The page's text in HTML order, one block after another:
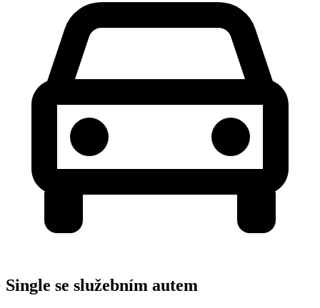
Single se služebním autem